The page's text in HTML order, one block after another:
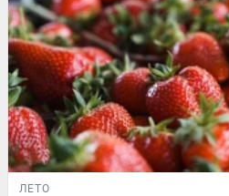
ЛЕТО